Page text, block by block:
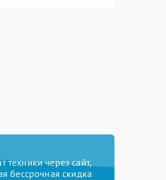
через сайт,
бессрочная скидка